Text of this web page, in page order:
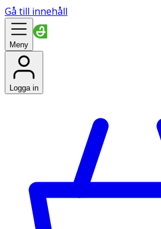
Gå till innehåll
Meny
Logga in